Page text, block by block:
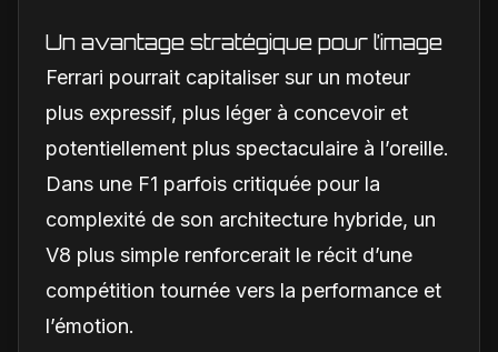
Un avantage stratégique pour l’image
Ferrari pourrait capitaliser sur un moteur
plus expressif, plus léger à concevoir et
potentiellement plus spectaculaire à l’oreille.
Dans une F1 parfois critiquée pour la
complexité de son architecture hybride, un
V8 plus simple renforcerait le récit d’une
compétition tournée vers la performance et
l’émotion.